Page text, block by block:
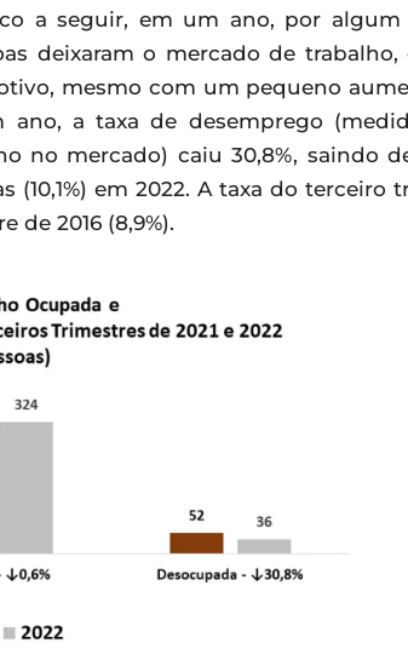
a seguir, em um ano, por algum
deixaram o mercado de trabalho,
mesmo com um pequeno
ano, a taxa de desemprego
no mercado) caiu 30,8%, saindo
(10,1%) em 2022. A taxa do terceiro
de 2016 (8,9%).